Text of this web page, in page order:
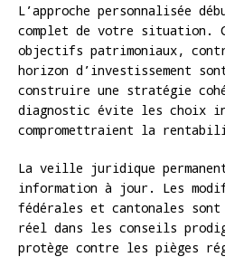
L’approche personnalisée
complet de votre situation.
objectifs patrimoniaux,
horizon d’investissement
construire une stratégie
diagnostic évite les choix
compromettraient la
La veille juridique
information à jour. Les
fédérales et cantonales sont
réel dans les conseils
protège contre les pièges